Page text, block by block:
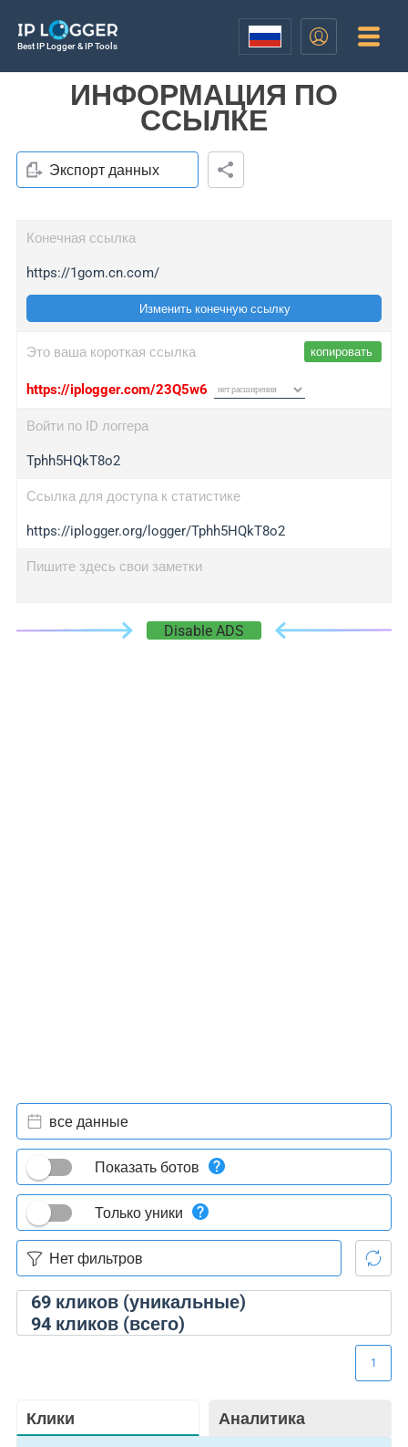
Best IP Logger & IP Tools
ИНФОРМАЦИЯ ПО
ССЫЛКЕ
Экспорт данных
Конечная ссылка
https://1gom.cn.com/
Изменить конечную ссылку
Это ваша короткая ссылка копировать
https://iplogger.com/23Q5w6
Войти по ID логгера
Tphh5HQkT8o2
Ссылка для доступа к статистике
https://iplogger.org/logger/Tphh5HQkT8o2
Пишите здесь свои заметки
Disable ADS
69кликов (уникальные)
94кликов (всего)
все данные
Показать ботов
Только уники
Клики Аналитика
1